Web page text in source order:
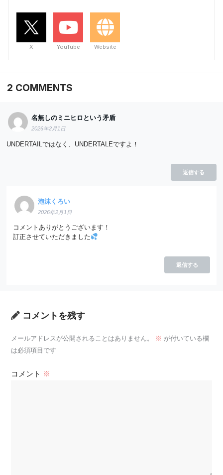
X YouTube Website
2 COMMENTS
名無しのミニヒロという矛盾
2026年2月1日
UNDERTAILではなく、UNDERTALEですよ！
返信する
泡沫くろい
2026年2月1日
コメントありがとうございます！
訂正させていただきました
返信する
コメントを残す
メールアドレスが公開されることはありません。 ※ が付いている欄
は必須項目です
コメント ※